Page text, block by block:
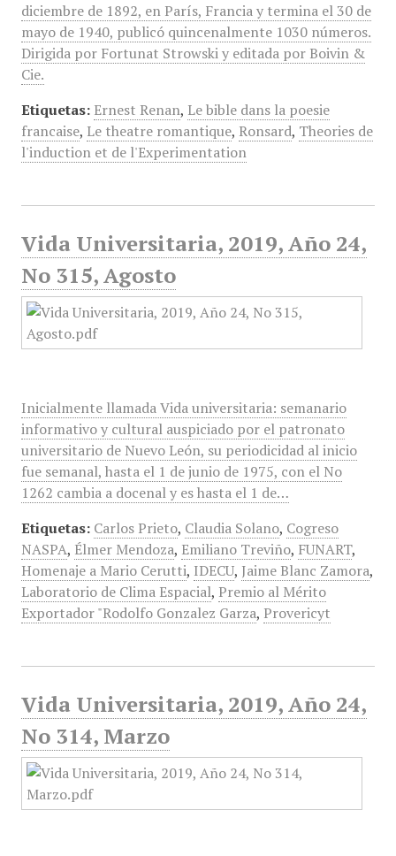
diciembre de 1892, en París, Francia y termina el 30 de
mayo de 1940, publicó quincenalmente 1030 números.
Dirigida por Fortunat Strowski y editada por Boivin &
Cie.
Etiquetas: Ernest Renan, Le bible dans la poesie
francaise, Le theatre romantique, Ronsard, Theories de
l'induction et de l'Experimentation
Vida Universitaria, 2019, Año 24,
No 315, Agosto
Inicialmente llamada Vida universitaria: semanario
informativo y cultural auspiciado por el patronato
universitario de Nuevo León, su periodicidad al inicio
fue semanal, hasta el 1 de junio de 1975, con el No
1262 cambia a docenal y es hasta el 1 de…
Etiquetas: Carlos Prieto, Claudia Solano, Cogreso
NASPA, Élmer Mendoza, Emiliano Treviño, FUNART,
Homenaje a Mario Cerutti, IDECU, Jaime Blanc Zamora,
Laboratorio de Clima Espacial, Premio al Mérito
Exportador "Rodolfo Gonzalez Garza, Provericyt
Vida Universitaria, 2019, Año 24,
No 314, Marzo